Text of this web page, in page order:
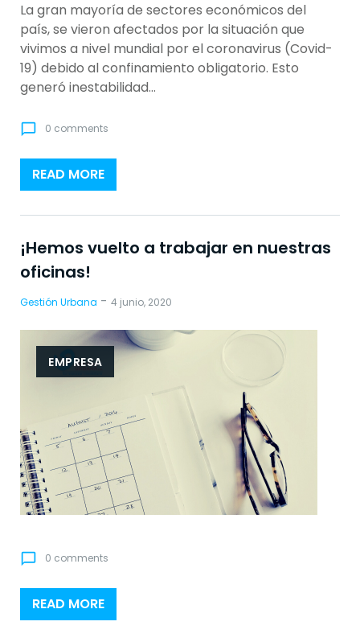
La gran mayoría de sectores económicos del
país, se vieron afectados por la situación que
vivimos a nivel mundial por el coronavirus (Covid-
19) debido al confinamiento obligatorio. Esto
generó inestabilidad…
chat_bubble_outline 0 comments
READ MORE
¡Hemos vuelto a trabajar en nuestras
oficinas!
Gestión Urbana - 4 junio, 2020
EMPRESA
chat_bubble_outline 0 comments
READ MORE